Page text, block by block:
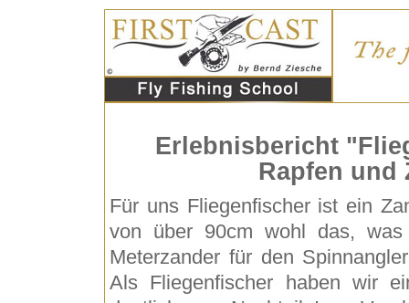
Erlebnisbericht
Rapfen und
Für uns Fliegenfischer ist ein
von über 90cm wohl das, was
Meterzander für den
Als Fliegenfischer haben wir